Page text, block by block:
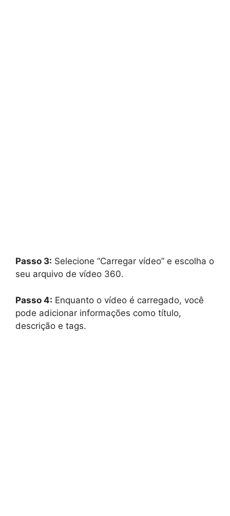
Passo 3: Selecione “Carregar vídeo” e escolha o
seu arquivo de vídeo 360.
Passo 4: Enquanto o vídeo é carregado, você
pode adicionar informações como título,
descrição e tags.